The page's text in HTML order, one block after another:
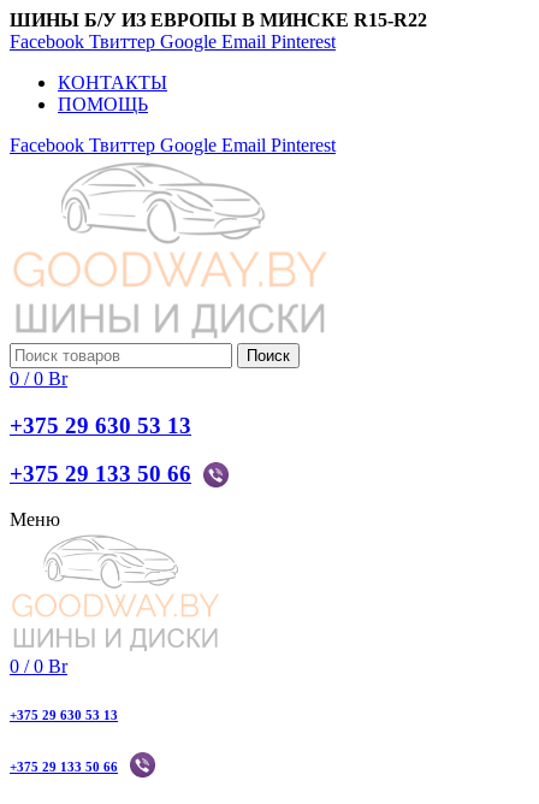
ШИНЫ Б/У ИЗ ЕВРОПЫ В МИНСКЕ R15-R22
Facebook Твиттер Google Email Pinterest
КОНТАКТЫ
ПОМОЩЬ
Facebook Твиттер Google Email Pinterest
Поиск
0 / 0 Br
+375 29 630 53 13
+375 29 133 50 66
Меню
0 / 0 Br
+375 29 630 53 13
+375 29 133 50 66